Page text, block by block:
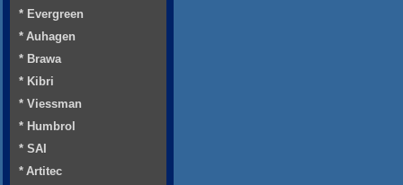
* Evergreen
* Auhagen
* Brawa
* Kibri
* Viessman
* Humbrol
* SAI
* Artitec